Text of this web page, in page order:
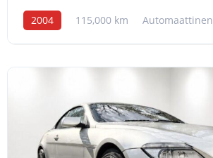
2004 115,000 km Automaattinen